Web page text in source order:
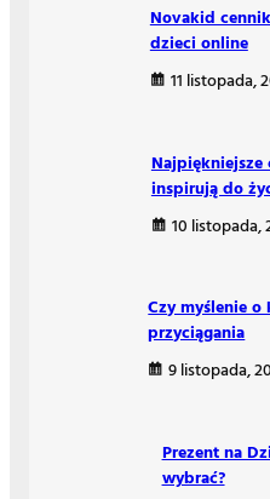
Novakid
dzieci online
11 listopada,
inspirują do
10 listopada,
Czy myślenie
przyciągania
9 listopada,
Prezent na
wybrać?